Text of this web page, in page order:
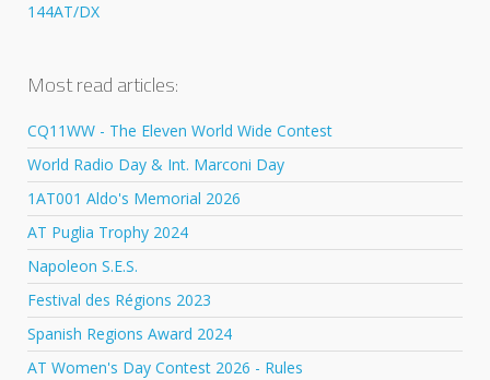
144AT/DX
Most read articles:
CQ11WW - The Eleven World Wide Contest
World Radio Day & Int. Marconi Day
1AT001 Aldo's Memorial 2026
AT Puglia Trophy 2024
Napoleon S.E.S.
Festival des Régions 2023
Spanish Regions Award 2024
AT Women's Day Contest 2026 - Rules